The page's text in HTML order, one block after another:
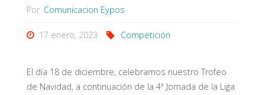
Por Comunicacion Eypos
17 enero, 2023 Competición
El día 18 de diciembre, celebramos nuestro Trofeo
de Navidad, a continuación de la 4ª Jornada de la Liga